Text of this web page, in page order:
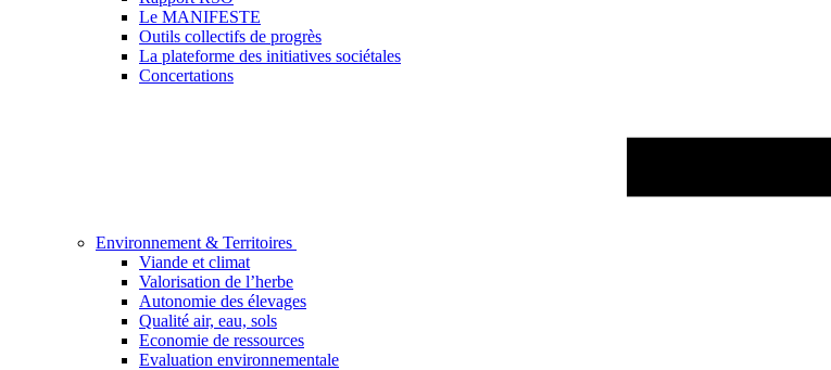
Le MANIFESTE
Outils collectifs de progrès
La plateforme des initiatives sociétales
Concertations
Environnement & Territoires
Viande et climat
Valorisation de l’herbe
Autonomie des élevages
Qualité air, eau, sols
Economie de ressources
Evaluation environnementale